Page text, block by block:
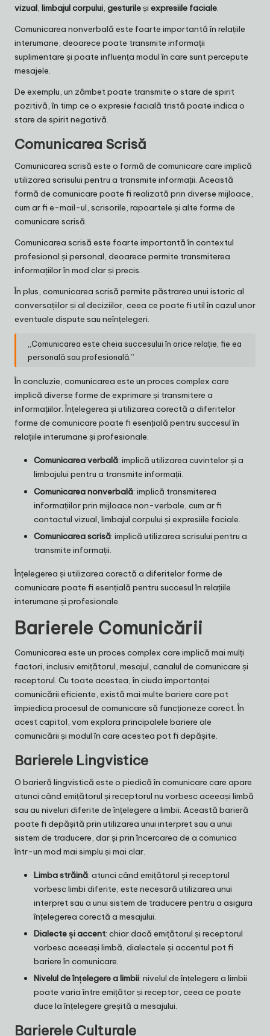
vizual, limbajul corpului, gesturileși expresiile faciale.
Comunicarea nonverbală este foarte importantă în relațiile
interumane, deoarece poate transmite informații
suplimentare și poate influența modul în care sunt percepute
mesajele.
De exemplu, un zâmbet poate transmite o stare de spirit
pozitivă, în timp ce o expresie facială tristă poate indica o
stare de spirit negativă.
Comunicarea Scrisă
Comunicarea scrisă este o formă de comunicare care implică
utilizarea scrisului pentru a transmite informații. Această
formă de comunicare poate fi realizată prin diverse mijloace,
cum ar fi e-mail-ul, scrisorile, rapoartele și alte forme de
comunicare scrisă.
Comunicarea scrisă este foarte importantă în contextul
profesional și personal, deoarece permite transmiterea
informațiilor în mod clar și precis.
În plus, comunicarea scrisă permite păstrarea unui istoric al
conversațiilor și al deciziilor, ceea ce poate fi util în cazul unor
eventuale dispute sau neînțelegeri.
„Comunicarea este cheia succesului în orice relație, fie ea
personală sau profesională.”
În concluzie, comunicarea este un proces complex care
implică diverse forme de exprimare și transmitere a
informațiilor. Înțelegerea și utilizarea corectă a diferitelor
forme de comunicare poate fi esențială pentru succesul în
relațiile interumane și profesionale.
Comunicarea verbală: implică utilizarea cuvintelor și a
limbajului pentru a transmite informații.
Comunicarea nonverbală: implică transmiterea
informațiilor prin mijloace non-verbale, cum ar fi
contactul vizual, limbajul corpului și expresiile faciale.
Comunicarea scrisă: implică utilizarea scrisului pentru a
transmite informații.
Înțelegerea și utilizarea corectă a diferitelor forme de
comunicare poate fi esențială pentru succesul în relațiile
interumane și profesionale.
Barierele Comunicării
Comunicarea este un proces complex care implică mai mulți
factori, inclusiv emițătorul, mesajul, canalul de comunicare și
receptorul. Cu toate acestea, în ciuda importanței
comunicării eficiente, există mai multe bariere care pot
împiedica procesul de comunicare să funcționeze corect. În
acest capitol, vom explora principalele bariere ale
comunicării și modul în care acestea pot fi depășite.
Barierele Lingvistice
O barieră lingvistică este o piedică în comunicare care apare
atunci când emițătorul și receptorul nu vorbesc aceeași limbă
sau au niveluri diferite de înțelegere a limbii. Această barieră
poate fi depășită prin utilizarea unui interpret sau a unui
sistem de traducere, dar și prin încercarea de a comunica
într-un mod mai simplu și mai clar.
Limba străină: atunci când emițătorul și receptorul
vorbesc limbi diferite, este necesară utilizarea unui
interpret sau a unui sistem de traducere pentru a asigura
înțelegerea corectă a mesajului.
Dialecte și accent: chiar dacă emițătorul și receptorul
vorbesc aceeași limbă, dialectele și accentul pot fi
bariere în comunicare.
Nivelul de înțelegere a limbii: nivelul de înțelegere a limbii
poate varia între emițător și receptor, ceea ce poate
duce la înțelegere greșită a mesajului.
Barierele Culturale